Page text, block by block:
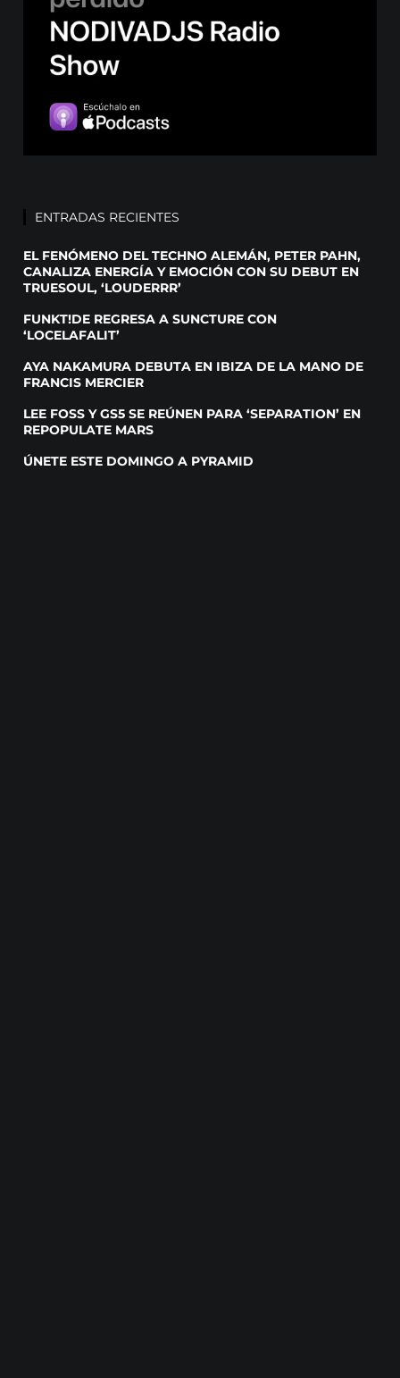
ENTRADAS RECIENTES
EL FENÓMENO DEL TECHNO ALEMÁN, PETER PAHN,
CANALIZA ENERGÍA Y EMOCIÓN CON SU DEBUT EN
TRUESOUL, ‘LOUDERRR’
FUNKT!DE REGRESA A SUNCTURE CON
‘LOCELAFALIT’
AYA NAKAMURA DEBUTA EN IBIZA DE LA MANO DE
FRANCIS MERCIER
LEE FOSS Y GS5 SE REÚNEN PARA ‘SEPARATION’ EN
REPOPULATE MARS
ÚNETE ESTE DOMINGO A PYRAMID